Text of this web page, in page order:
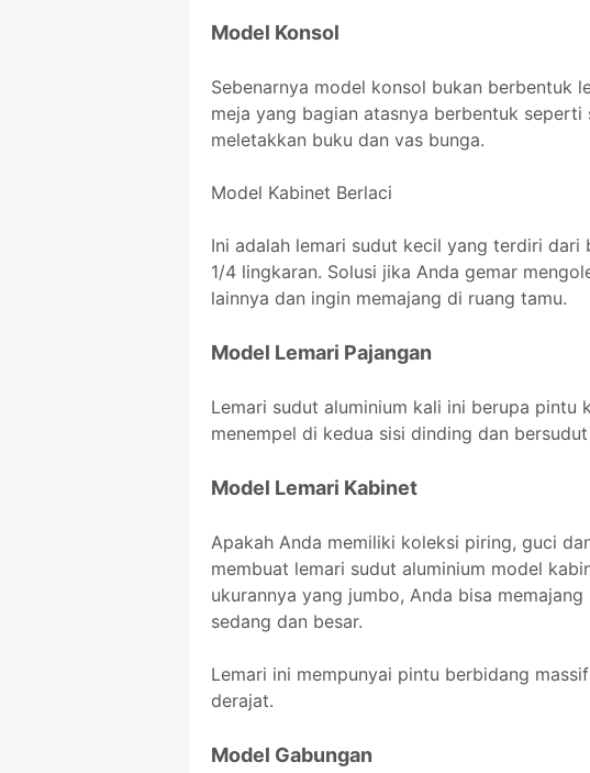
Model Konsol
Sebenarnya model konsol bukan berbentuk
meja yang bagian atasnya berbentuk
meletakkan buku dan vas bunga.
Model Kabinet Berlaci
Ini adalah lemari sudut kecil yang terdiri dari
1/4 lingkaran. Solusi jika Anda gemar
lainnya dan ingin memajang di ruang tamu.
Model Lemari Pajangan
Lemari sudut aluminium kali ini berupa pintu
menempel di kedua sisi dinding dan
Model Lemari Kabinet
Apakah Anda memiliki koleksi piring, guci
membuat lemari sudut aluminium model
ukurannya yang jumbo, Anda bisa
sedang dan besar.
Lemari ini mempunyai pintu berbidang
derajat.
Model Gabungan